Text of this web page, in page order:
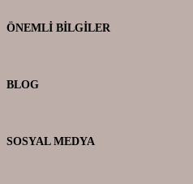
ÖNEMLI BILGILER
BLOG
SOSYAL MEDYA